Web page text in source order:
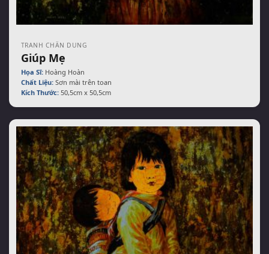
TRANH CHÂN DUNG
Giúp Mẹ
Họa Sĩ:Hoàng Hoàn
Chất Liệu:Sơn mài trên toan
Kích Thước:50,5cm x 50,5cm